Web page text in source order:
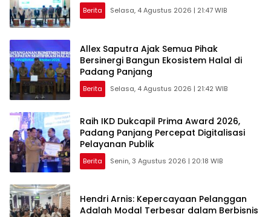
Berita Selasa, 4 Agustus 2026 | 21:47 WIB
Allex Saputra Ajak Semua Pihak
Bersinergi Bangun Ekosistem Halal di
Padang Panjang
Berita Selasa, 4 Agustus 2026 | 21:42 WIB
Raih IKD Dukcapil Prima Award 2026,
Padang Panjang Percepat Digitalisasi
Pelayanan Publik
Berita Senin, 3 Agustus 2026 | 20:18 WIB
Hendri Arnis: Kepercayaan Pelanggan
Adalah Modal Terbesar dalam Berbisnis